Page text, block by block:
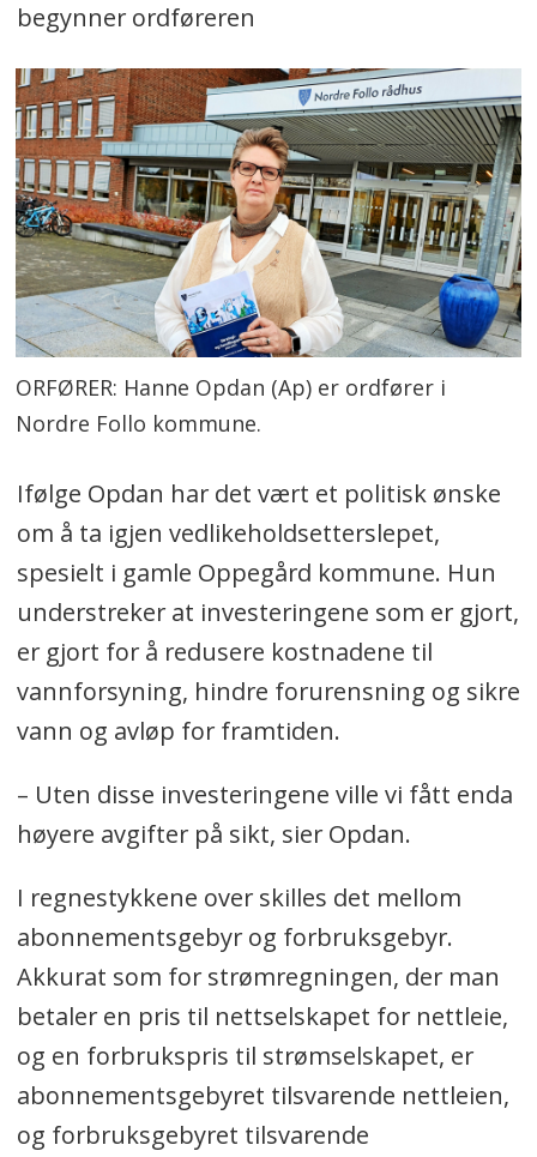
begynner ordføreren
ORFØRER: Hanne Opdan (Ap) er ordfører i
Nordre Follo kommune.
Ifølge Opdan har det vært et politisk ønske
om å ta igjen vedlikeholdsetterslepet,
spesielt i gamle Oppegård kommune. Hun
understreker at investeringene som er gjort,
er gjort for å redusere kostnadene til
vannforsyning, hindre forurensning og sikre
vann og avløp for framtiden.
– Uten disse investeringene ville vi fått enda
høyere avgifter på sikt, sier Opdan.
I regnestykkene over skilles det mellom
abonnementsgebyr og forbruksgebyr.
Akkurat som for strømregningen, der man
betaler en pris til nettselskapet for nettleie,
og en forbrukspris til strømselskapet, er
abonnementsgebyret tilsvarende nettleien,
og forbruksgebyret tilsvarende